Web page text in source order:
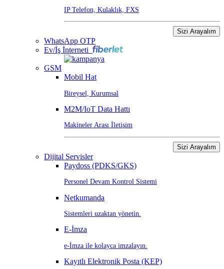
IP Telefon, Kulaklık, FXS
Sizi Arayalım
WhatsApp OTP
Ev/İş İnterneti
GSM
Mobil Hat
Bireysel, Kurumsal
M2M/IoT Data Hattı
Makineler Arası İletişim
Sizi Arayalım
Dijital Servisler
Paydoss (PDKS/GKS)
Personel Devam Kontrol Sistemi
Netkumanda
Sistemleri uzaktan yönetin.
E-İmza
e-İmza ile kolayca imzalayın.
Kayıtlı Elektronik Posta (KEP)